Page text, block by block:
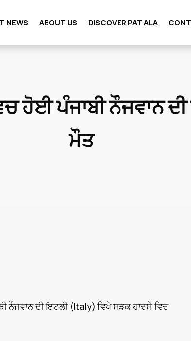
NEWS ABOUT US DISCOVER PATIALA
ਹੋਈ ਪੰਜਾਬੀ ਨੌਜਵਾਨ
ਮੌਤ
ਨੌਜਵਾਨ ਦੀ ਇਟਲੀ (Italy) ਵਿਖੇ ਸੜਕ ਹਾਦਸੇ ਵਿਚ